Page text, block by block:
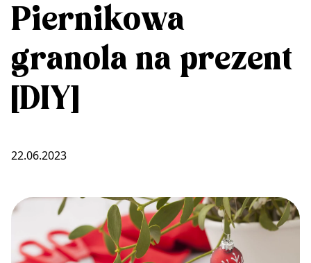
Piernikowa
granola na prezent
[DIY]
22.06.2023